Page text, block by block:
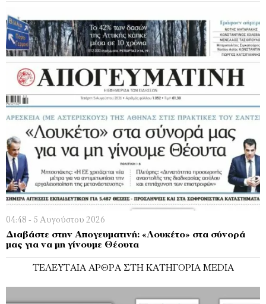
04:48 - 5 Αυγούστου 2026
Διαβάστε στην Απογευματινή: «Λουκέτο» στα σύνορά
μας για να μη γίνουμε Θέουτα
ΤΕΛΕΥΤΑΊΑ ΆΡΘΡΑ ΣΤΗ ΚΑΤΗΓΟΡΊΑ MEDIA